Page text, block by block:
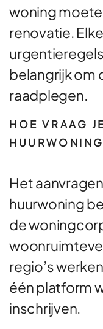
woning
renovatie.
belangrijk om
raadplegen.
HOE VRAAG
Het
huurwoning
de
regio’s
één platform
inschrijven.